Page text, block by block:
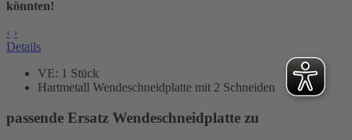
könnten!
‹ ›
Details
VE: 1 Stück
Hartmetall Wendeschneidplatte mit 2 Schneiden
passende Ersatz Wendeschneidplatte zu